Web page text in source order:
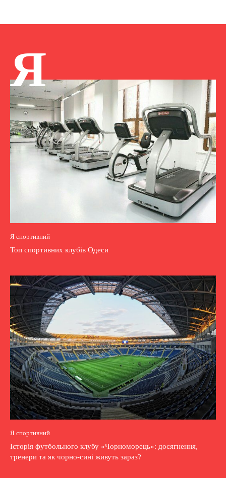
Я
Я спортивний
Топ спортивних клубів Одеси
Я спортивний
Історія футбольного клубу «Чорноморець»: досягнення,
тренери та як чорно-сині живуть зараз?